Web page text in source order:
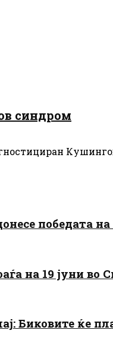
синдром
победата
на 19 јуни во
Биковите ќе